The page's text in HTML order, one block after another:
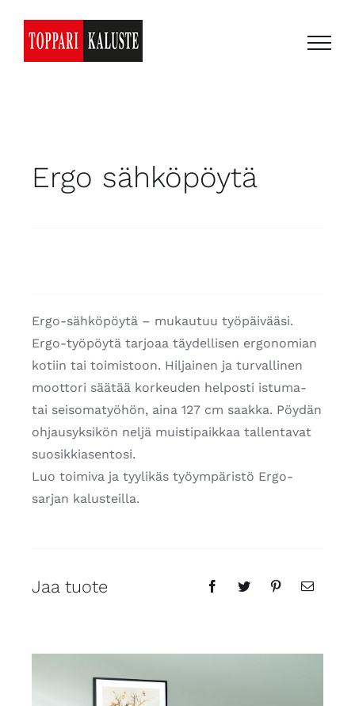
content
Ergo sähköpöytä
Ergo-sähköpöytä – mukautuu työpäivääsi.
Ergo-työpöytä tarjoaa täydellisen ergonomian
kotiin tai toimistoon. Hiljainen ja turvallinen
moottori säätää korkeuden helposti istuma-
tai seisomatyöhön, aina 127 cm saakka. Pöydän
ohjausyksikön neljä muistipaikkaa tallentavat
suosikkiasentosi.
Luo toimiva ja tyylikäs työympäristö Ergo-
sarjan kalusteilla.
Jaa tuote